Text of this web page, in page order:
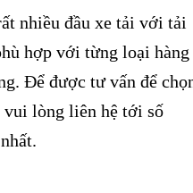
nhiều đầu xe tải với tải
hợp với từng loại hàng
Để được tư vấn để
vui lòng liên hệ tới số